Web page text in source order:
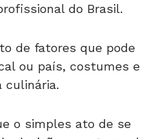
do Brasil.
de fatores que pode
ou país, costumes e
culinária.
o simples ato de se